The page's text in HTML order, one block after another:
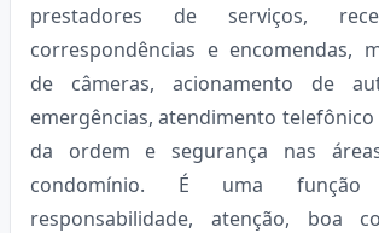
prestadores de serviços,
correspondências e encomendas,
de câmeras, acionamento de
emergências, atendimento
da ordem e segurança nas
condomínio. É uma
responsabilidade, atenção, boa